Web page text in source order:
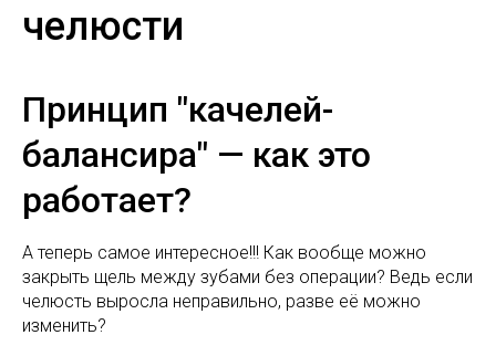
челюсти
Принцип "качелей-
балансира" — как это
работает?
А теперь самое интересное!!! Как вообще можно
закрыть щель между зубами без операции? Ведь если
челюсть выросла неправильно, разве её можно
изменить?